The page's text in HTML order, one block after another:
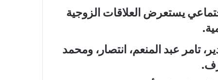
يستعرض العلاقات الزوجية
تامر عبد المنعم، انتصار، ومحمد